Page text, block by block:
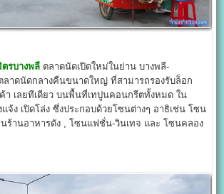
รบางพลี ตลาดนัดเปิดใหม่ในย่าน บางพลี-
ลาดนัดกลางคืนขนาดใหญ่ ที่สามารถรองรับล็อก
า เลยทีเดียว บนพื้นที่เทปูนคอนกรีตทั้งหมด ใน
จ้ง เปิดโล่ง ซึ่งประกอบด้วยโซนต่างๆ อาธิเช่น โซน
ร้านอาหารดัง , โซนแฟชั่น-วินเทจ และ โซนคลอง